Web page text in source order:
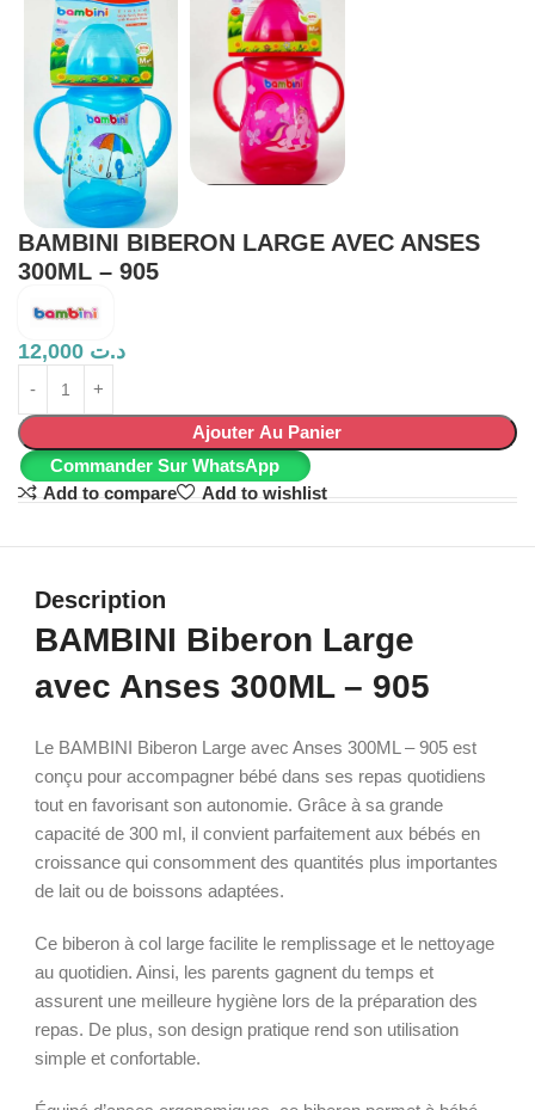
BAMBINI BIBERON LARGE AVEC ANSES
300ML – 905
د.ت
Ajouter Au Panier
Commander Sur WhatsApp
Add to compare
Add to wishlist
Description
BAMBINI Biberon Large
avec Anses 300ML – 905
Le BAMBINI Biberon Large avec Anses 300ML – 905 est
conçu pour accompagner bébé dans ses repas quotidiens
tout en favorisant son autonomie. Grâce à sa grande
capacité de 300 ml, il convient parfaitement aux bébés en
croissance qui consomment des quantités plus importantes
de lait ou de boissons adaptées.
Ce biberon à col large facilite le remplissage et le nettoyage
au quotidien. Ainsi, les parents gagnent du temps et
assurent une meilleure hygiène lors de la préparation des
repas. De plus, son design pratique rend son utilisation
simple et confortable.